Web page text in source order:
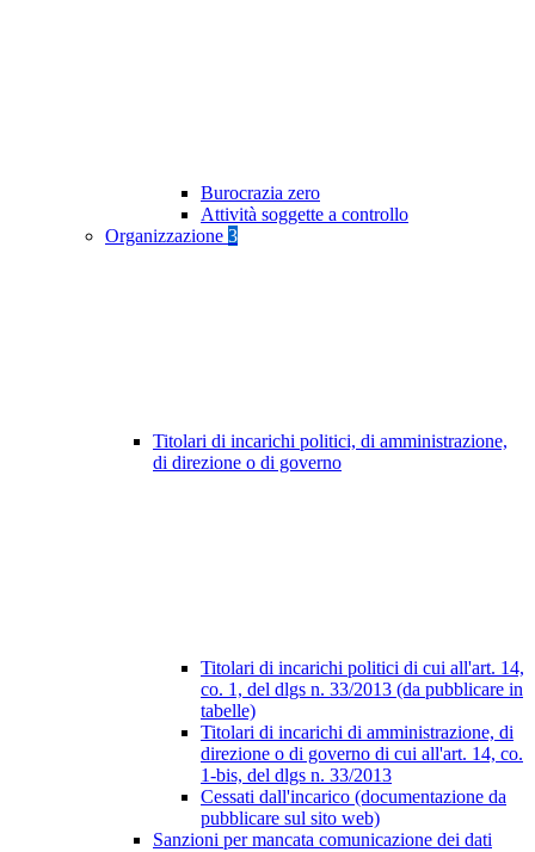
Burocrazia zero
Attività soggette a controllo
Organizzazione 3
Titolari di incarichi politici, di amministrazione,
di direzione o di governo
Titolari di incarichi politici di cui all'art. 14,
co. 1, del dlgs n. 33/2013 (da pubblicare in
tabelle)
Titolari di incarichi di amministrazione, di
direzione o di governo di cui all'art. 14, co.
1-bis, del dlgs n. 33/2013
Cessati dall'incarico (documentazione da
pubblicare sul sito web)
Sanzioni per mancata comunicazione dei dati